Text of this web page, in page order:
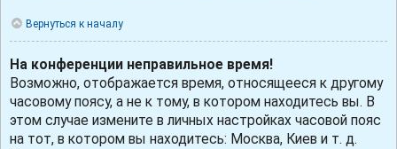
Вернуться к началу
На конференции неправильное время!
Возможно, отображается время, относящееся к другому
часовому поясу, а не к тому, в котором находитесь вы. В
этом случае измените в личных настройках часовой пояс
на тот, в котором вы находитесь: Москва, Киев и т. д.